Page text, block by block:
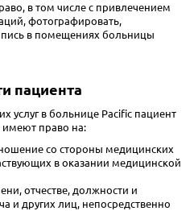
в том числе с привлечением
фотографировать,
в помещениях больницы
пациента
услуг в больнице Pacific пациент
имеют право на:
со стороны медицинских
в оказании медицинской
отчестве, должности и
и других лиц, непосредственно